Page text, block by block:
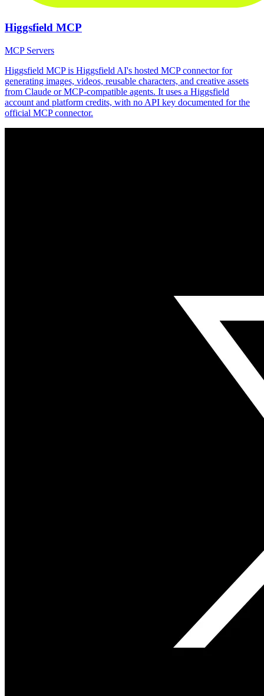
Higgsfield MCP
MCP Servers
Higgsfield MCP is Higgsfield AI's hosted MCP connector for
generating images, videos, reusable characters, and creative assets
from Claude or MCP-compatible agents. It uses a Higgsfield
account and platform credits, with no API key documented for the
official MCP connector.